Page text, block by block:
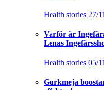
Health stories 27/
Varför är
Lenas
Health stories 05/
Gurkmeja